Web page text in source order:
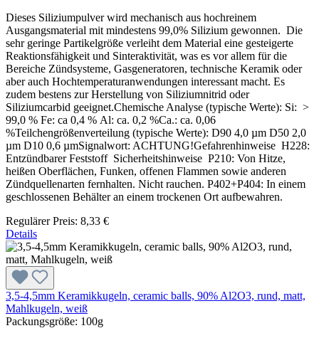
Dieses Siliziumpulver wird mechanisch aus hochreinem
Ausgangsmaterial mit mindestens 99,0% Silizium gewonnen. Die
sehr geringe Partikelgröße verleiht dem Material eine gesteigerte
Reaktionsfähigkeit und Sinteraktivität, was es vor allem für die
Bereiche Zündsysteme, Gasgeneratoren, technische Keramik oder
aber auch Hochtemperaturanwendungen interessant macht. Es
zudem bestens zur Herstellung von Siliziumnitrid oder
Siliziumcarbid geeignet.Chemische Analyse (typische Werte): Si: >
99,0 % Fe: ca 0,4 % Al: ca. 0,2 %Ca.: ca. 0,06
%Teilchengrößenverteilung (typische Werte): D90 4,0 µm D50 2,0
µm D10 0,6 µmSignalwort: ACHTUNG!Gefahrenhinweise H228:
Entzündbarer Feststoff Sicherheitshinweise P210: Von Hitze,
heißen Oberflächen, Funken, offenen Flammen sowie anderen
Zündquellenarten fernhalten. Nicht rauchen. P402+P404: In einem
geschlossenen Behälter an einem trockenen Ort aufbewahren.
Regulärer Preis: 8,33 €
Details
3,5-4,5mm Keramikkugeln, ceramic balls, 90% Al2O3, rund, matt,
Mahlkugeln, weiß
Packungsgröße: 100g